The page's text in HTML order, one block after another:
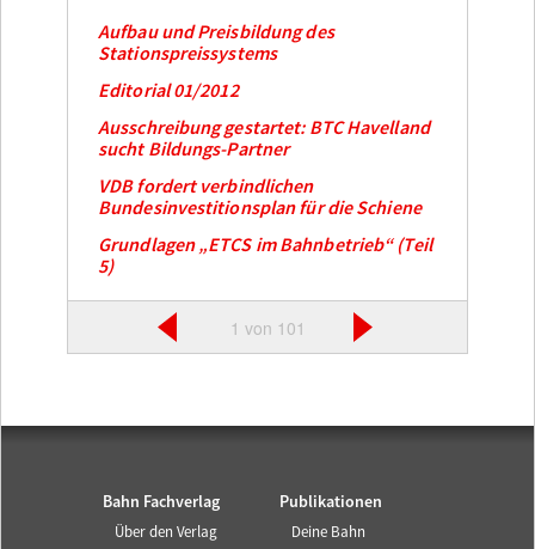
Aufbau und Preisbildung des
Stationspreissystems
Editorial 01/2012
Ausschreibung gestartet: BTC Havelland
sucht Bildungs-Partner
VDB fordert verbindlichen
Bundesinvestitionsplan für die Schiene
Grundlagen „ETCS im Bahnbetrieb“ (Teil
5)
1 von 101
Bahn Fachverlag
Über den Verlag
Publikationen
Deine Bahn